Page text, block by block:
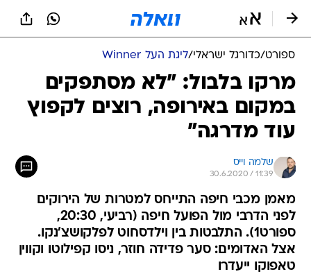
ספורט/כדורגל ישראלי/ליגת העל Winner
מרקו בלבול: "לא מסתפקים
במקום באירופה, רוצים לקפוץ
עוד מדרגה"
שלמה וייס
30.6.2020 / 11:39
מאמן מכבי חיפה התייחס למטרות של הירוקים
לפני הדרבי מול הפועל חיפה (רביעי, 20:30,
ספורט1). התלבטות בין וילדסחוט לפלקושצ'נקו.
אצל האדומים: סער פדידה חוזר, ניסו קפילוטו וקווין
טאפוקו ייעדרו